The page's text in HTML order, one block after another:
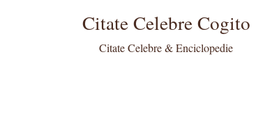
Citate Celebre Cogito
Citate Celebre & Enciclopedie